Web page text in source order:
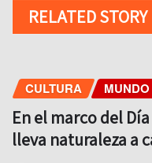
RELATED STORY
CULTURA MUNDO
En el marco del
lleva naturaleza a